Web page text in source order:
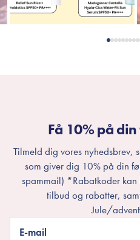
Få 10% på
Tilmeld dig vores nyhedsbrev,
som giver dig 10% på din
spammail) *Rabatkoder kan
tilbud og rabatter,
Jule/
E-mail